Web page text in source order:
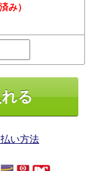
み）
い方法